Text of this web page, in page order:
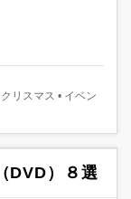
クリスマス • イベン
DVD）８選